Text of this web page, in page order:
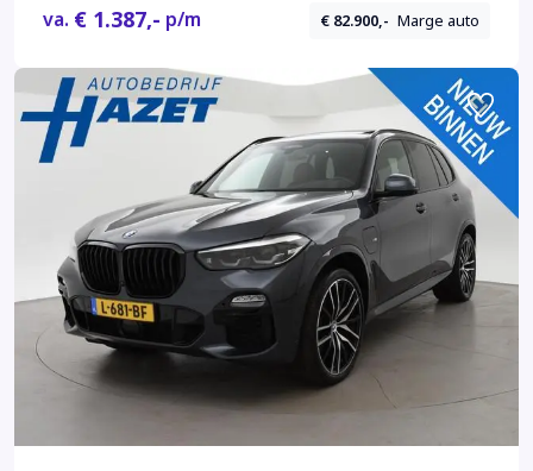
va. € 1.387,- p/m € 82.900,- Marge auto